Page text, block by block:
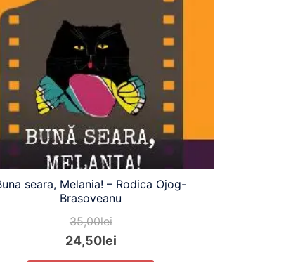
seara, Melania! – Rodica Ojog-
Brasoveanu
35,00lei
24,50lei